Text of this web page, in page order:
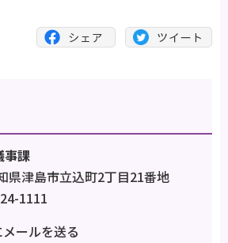
課
津島市立込町2丁目21番地
1111
ールを送る